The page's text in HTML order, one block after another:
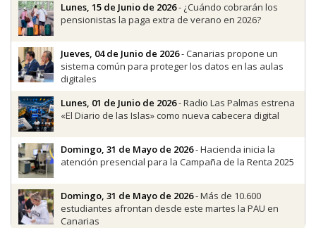
Lunes, 15 de Junio de 2026- ¿Cuándo cobrarán los
pensionistas la paga extra de verano en 2026?
Jueves, 04 de Junio de 2026- Canarias propone un
sistema común para proteger los datos en las aulas
digitales
Lunes, 01 de Junio de 2026- Radio Las Palmas estrena
«El Diario de las Islas» como nueva cabecera digital
Domingo, 31 de Mayo de 2026- Hacienda inicia la
atención presencial para la Campaña de la Renta 2025
Domingo, 31 de Mayo de 2026- Más de 10.600
estudiantes afrontan desde este martes la PAU en
Canarias